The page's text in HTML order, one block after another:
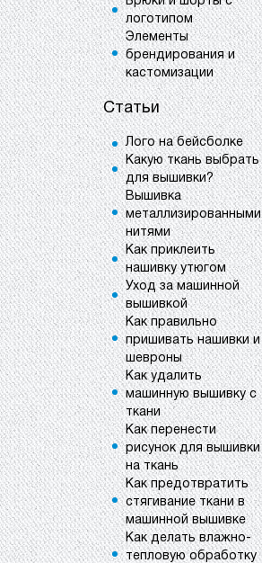
логотипом
Элементы
брендирования и
кастомизации
Статьи
Лого на бейсболке
Какую ткань выбрать
для вышивки?
Вышивка
металлизированными
нитями
Как приклеить
нашивку утюгом
Уход за машинной
вышивкой
Как правильно
пришивать нашивки и
шевроны
Как удалить
машинную вышивку с
ткани
Как перенести
рисунок для вышивки
на ткань
Как предотвратить
стягивание ткани в
машинной вышивке
Как делать влажно-
тепловую обработку